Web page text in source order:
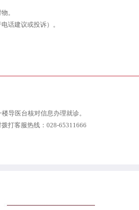
。
话建议或投诉）。
导医台核对信息办理就诊。
打客服热线：028-65311666